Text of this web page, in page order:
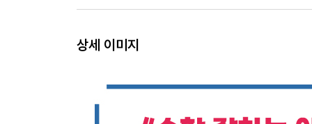
4학년 1학기
5학년 1학기
5학년 2학기
상세 이미지